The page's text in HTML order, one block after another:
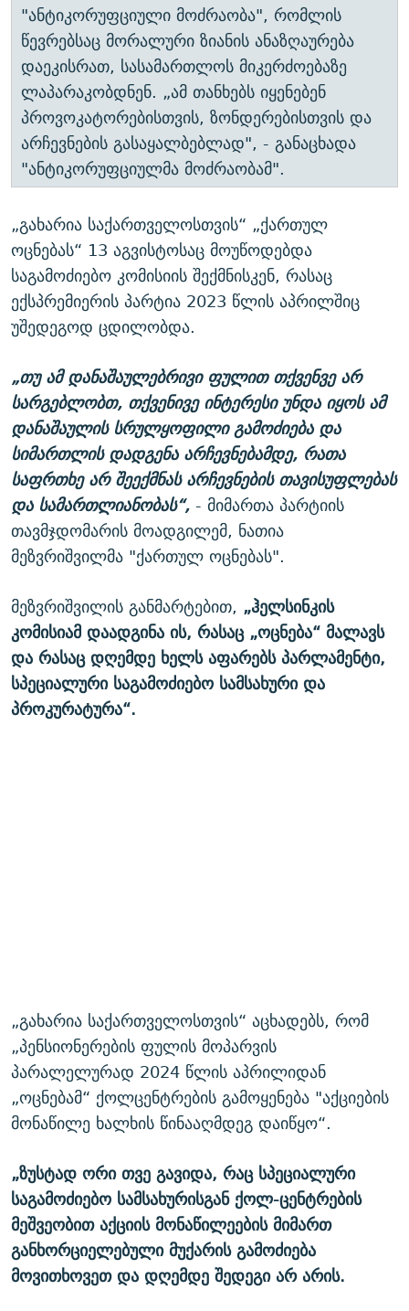
"ანტიკორუფციული მოძრაობა", რომლის
წევრებსაც მორალური ზიანის ანაზღაურება
დაეკისრათ, სასამართლოს მიკერძოებაზე
ლაპარაკობდნენ. „ამ თანხებს იყენებენ
პროვოკატორებისთვის, ზონდერებისთვის და
არჩევნების გასაყალბებლად", - განაცხადა
"ანტიკორუფციულმა მოძრაობამ".
„გახარია საქართველოსთვის“ „ქართულ
ოცნებას“ 13 აგვისტოსაც მოუწოდებდა
საგამოძიებო კომისიის შექმნისკენ, რასაც
ექსპრემიერის პარტია 2023 წლის აპრილშიც
უშედეგოდ ცდილობდა.
„თუ ამ დანაშაულებრივი ფულით თქვენვე არ
სარგებლობთ, თქვენივე ინტერესი უნდა იყოს ამ
დანაშაულის სრულყოფილი გამოძიება და
სიმართლის დადგენა არჩევნებამდე, რათა
საფრთხე არ შეექმნას არჩევნების თავისუფლებას
და სამართლიანობას“,- მიმართა პარტიის
თავმჯდომარის მოადგილემ, ნათია
მეზვრიშვილმა "ქართულ ოცნებას".
მეზვრიშვილის განმარტებით, „ჰელსინკის
კომისიამ დაადგინა ის, რასაც „ოცნება“ მალავს
და რასაც დღემდე ხელს აფარებს პარლამენტი,
სპეციალური საგამოძიებო სამსახური და
პროკურატურა“.
„გახარია საქართველოსთვის“ აცხადებს, რომ
„პენსიონერების ფულის მოპარვის
პარალელურად 2024 წლის აპრილიდან
„ოცნებამ“ ქოლცენტრების გამოყენება "აქციების
მონაწილე ხალხის წინააღმდეგ დაიწყო“.
„ზუსტად ორი თვე გავიდა, რაც სპეციალური
საგამოძიებო სამსახურისგან ქოლ-ცენტრების
მეშვეობით აქციის მონაწილეების მიმართ
განხორციელებული მუქარის გამოძიება
მოვითხოვეთ და დღემდე შედეგი არ არის.